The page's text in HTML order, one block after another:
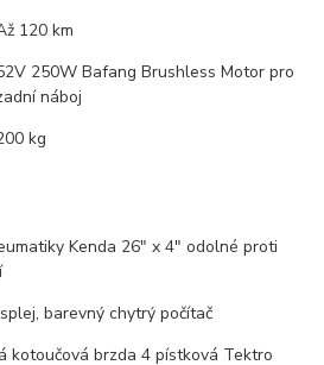
120 km
250W Bafang Brushless Motor pro
náboj
kg
Kenda 26" x 4" odolné proti
barevný chytrý počítač
kotoučová brzda 4 pístková Tektro